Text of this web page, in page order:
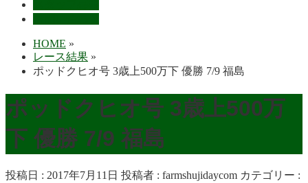
HOME »
レース結果 »
ポッドクヒオ号 3歳上500万下 優勝 7/9 福島
ポッドクヒオ号 3歳上500万
下 優勝 7/9 福島
投稿日 : 2017年7月11日 投稿者 : farmshujidaycom カテゴリー :